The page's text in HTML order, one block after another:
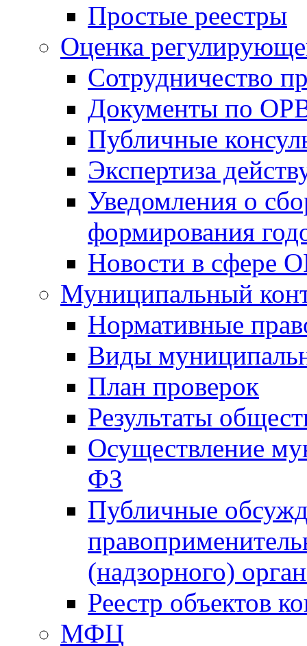
Простые реестры
Оценка
Сотрудничество
Документы по
Публичные
Экспертиза
Уведомления о
формирования
Новости в сфере
Муниципальный
Нормативные
Виды
План проверок
Результаты
Осуществление
ФЗ
Публичные
(надзорного)
Реестр объектов
МФЦ